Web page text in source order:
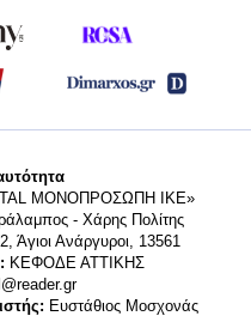
MONΟΠΡΟΣΩΠΗ ΙΚΕ»
- Χάρης Πολίτης
Άγιοι Ανάργυροι, 13561
ΚΕΦΟΔΕ ΑΤΤΙΚΗΣ
Ευστάθιος Μοσχονάς